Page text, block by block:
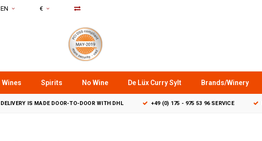
EN €
Wines Spirits No Wine De Lüx Curry Sylt Brands/Winery
DELIVERY IS MADE DOOR-TO-DOOR WITH DHL +49 (0) 175 - 975 53 96 SERVICE